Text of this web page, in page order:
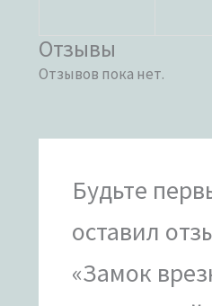
Отзывы
Отзывов пока нет.
Будьте
оставил
«Замок